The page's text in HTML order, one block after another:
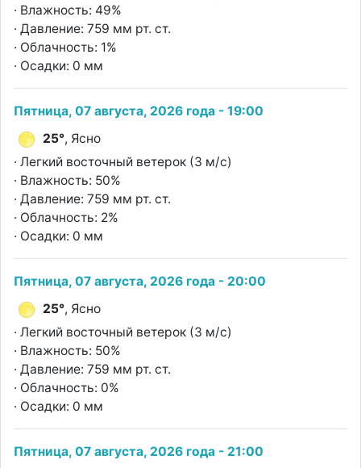
· Влажность: 49%
· Давление: 759 мм рт. ст.
· Облачность: 1%
· Осадки: 0 мм
Пятница, 07 августа, 2026 года - 19:00
25°, Ясно
· Легкий восточный ветерок (3 м/с)
· Влажность: 50%
· Давление: 759 мм рт. ст.
· Облачность: 2%
· Осадки: 0 мм
Пятница, 07 августа, 2026 года - 20:00
25°, Ясно
· Легкий восточный ветерок (3 м/с)
· Влажность: 50%
· Давление: 759 мм рт. ст.
· Облачность: 0%
· Осадки: 0 мм
Пятница, 07 августа, 2026 года - 21:00